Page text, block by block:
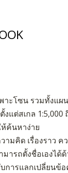
าะโซน รวมทั้งแ
ต่สเกล 1:5,000
ค้นหาง่าย
มคิด เรื่องราว ค
ารถตั้งชื่อเองได้
การแลกเปลี่ยนข้